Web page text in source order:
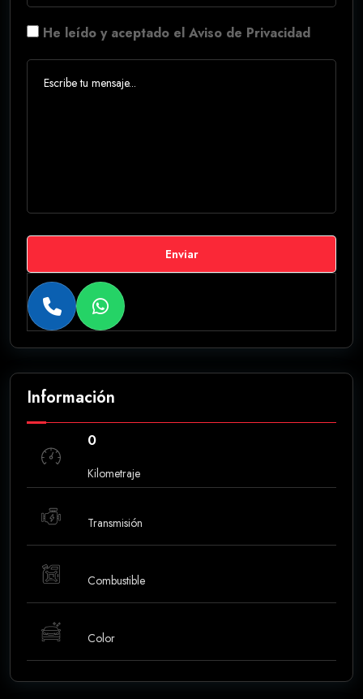
He leído y aceptado el Aviso de Privacidad
Enviar
Información
0
Kilometraje
Transmisión
Combustible
Color